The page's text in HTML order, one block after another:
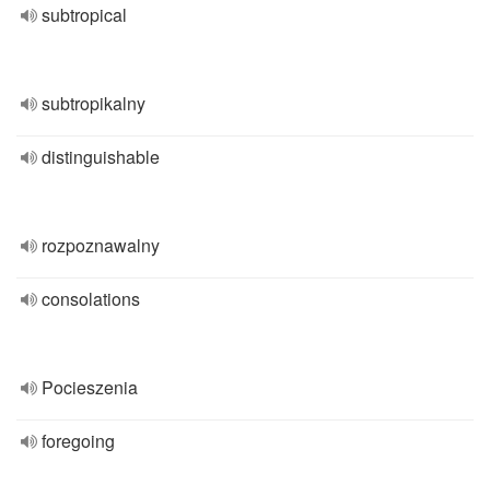
subtropical
subtropikalny
distinguishable
rozpoznawalny
consolations
Pocieszenia
foregoing